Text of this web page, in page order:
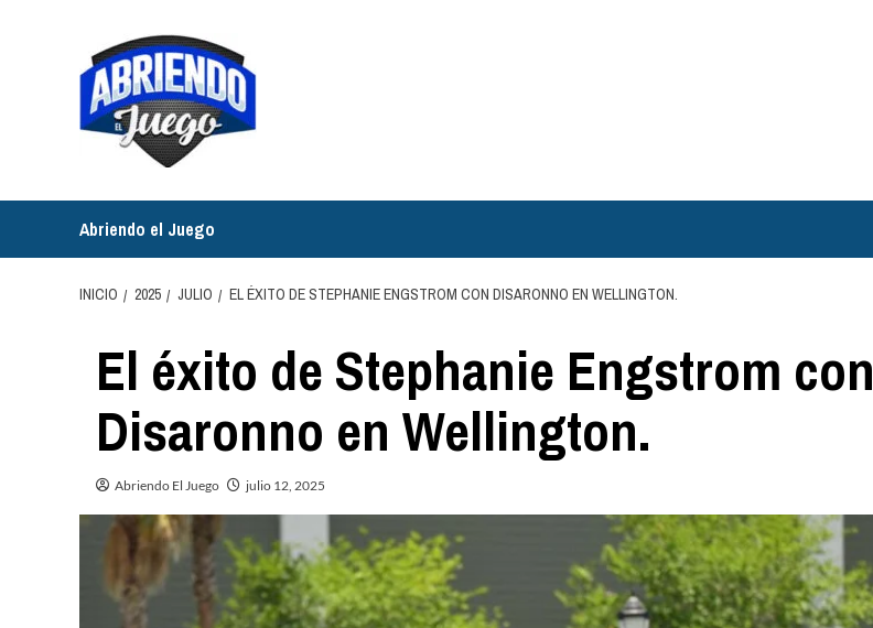
Abriendo el Juego
INICIO 2025 JULIO EL ÉXITO DE STEPHANIE ENGSTROM CON DISARONNO EN WELLINGTON.
El éxito de Stephanie Engstrom con
Disaronno en Wellington.
Abriendo El Juego julio 12, 2025